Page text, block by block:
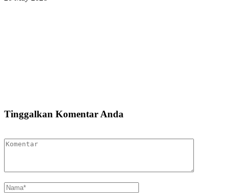
Tinggalkan Komentar Anda